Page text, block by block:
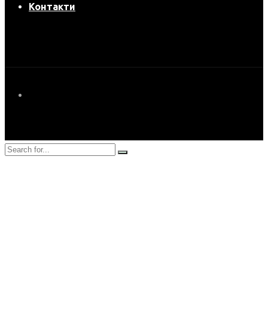
Контакти